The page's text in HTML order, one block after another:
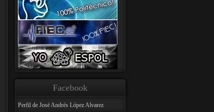
Facebook
Perfil de José Andrés López Alvarez